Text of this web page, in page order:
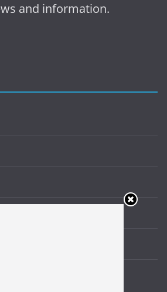
and information.